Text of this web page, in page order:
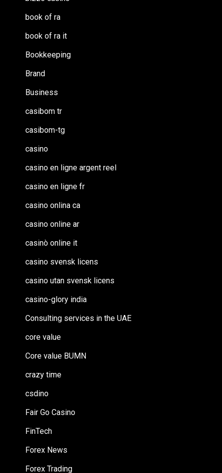
book of ra
book of ra it
Bookkeeping
Brand
Business
casibom tr
casibom-tg
casino
casino en ligne argent reel
casino en ligne fr
casino onlina ca
casino online ar
casinò online it
casino svensk licens
casino utan svensk licens
casino-glory india
Consulting services in the UAE
core value
Core value BUMN
crazy time
csdino
Fair Go Casino
FinTech
Forex News
Forex Trading